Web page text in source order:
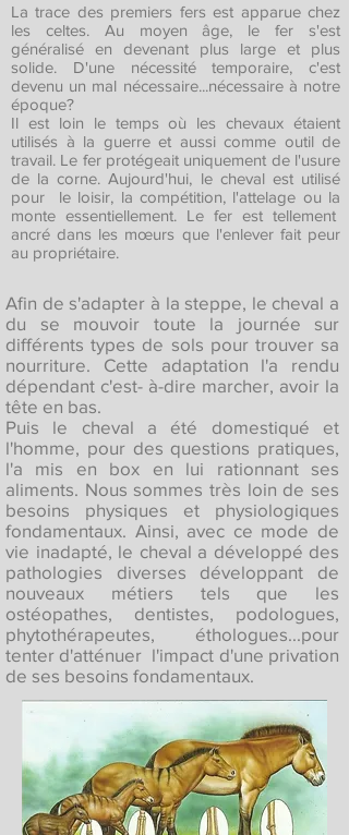
La trace des premiers fers est apparue chez
les celtes. Au moyen âge, le fer s'est
généralisé en devenant plus large et plus
solide. D'une nécessité temporaire, c'est
devenu un mal nécessaire...nécessaire à notre
époque?
Il est loin le temps où les chevaux étaient
utilisés à la guerre et aussi comme outil de
travail. Le fer protégeait uniquement de l'usure
de la corne. Aujourd'hui, le cheval est utilisé
pour le loisir, la compétition, l'attelage ou la
monte essentiellement. Le fer est tellement
ancré dans les mœurs que l'enlever fait peur
au propriétaire.
Afin de s'adapter à la steppe, le cheval a
du se mouvoir toute la journée sur
différents types de sols pour trouver sa
nourriture. Cette adaptation l'a rendu
dépendant c'est- à-dire marcher, avoir la
tête en bas.
Puis le cheval a été domestiqué et
l'homme, pour des questions pratiques,
l'a mis en box en lui rationnant ses
aliments. Nous sommes très loin de ses
besoins physiques et physiologiques
fondamentaux. Ainsi, avec ce mode de
vie inadapté, le cheval a développé des
pathologies diverses développant de
nouveaux métiers tels que les
ostéopathes, dentistes, podologues,
phytothérapeutes, éthologues...pour
tenter d'atténuer l'impact d'une privation
de ses besoins fondamentaux.